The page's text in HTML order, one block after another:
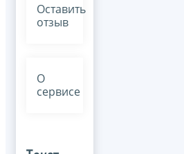
Оставить
отзыв
О
сервисе